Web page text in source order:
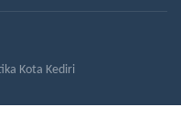
Kota Kediri